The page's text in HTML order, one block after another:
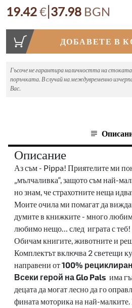
19.42€|37.98 BGN
ДОБАВЕТЕ В
Гъсоче не гарантира наличността на
поръчката. В случай на междувременно
Вас.
Описание
Аз съм - Pippa! Приятелите ми
„мълчаливка“, защото съм най-
но знам, че страхотните неща
Моите очила ми помагат да
думите в книжките - много
любимо нещо… след играта с теб!
Обичам книгите, животните и
Комплектът включва 2 светещи
направени от100%
Всеки герой на Glo Pals има
децата да могат лесно да го
фината моторика на най-малките.